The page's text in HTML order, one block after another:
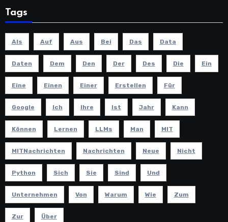
Tags
Als Auf Aus Bei Das Data
Daten Dem Den Der Des Die Ein
Eine Einen Einer Erstellen Für
Google Ich Ihre Ist Jahr Kann
Können Lernen LLMs Man MIT
MITNachrichten Nachrichten Neue Nicht
Python Sich Sie Sind Und
Unternehmen Von Warum Wie Zum
Zur Über